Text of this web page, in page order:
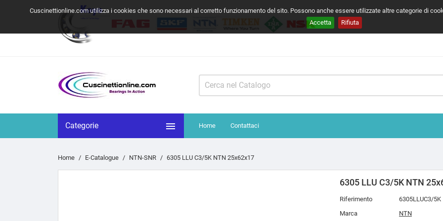
Cuscinettionline.com utilizza i cookies che sono necessari al corretto funzionamento del sito. Possono anche essere utilizzate altre categorie di
Accetta
Rifiuta
Categorie  Home Contattaci
Home E-Catalogue NTN-SNR 6305 LLU C3/5K NTN 25x62x17
6305 LLU C3/5K NTN
Riferimento
6305LLUC3/5K
Marca
NTN